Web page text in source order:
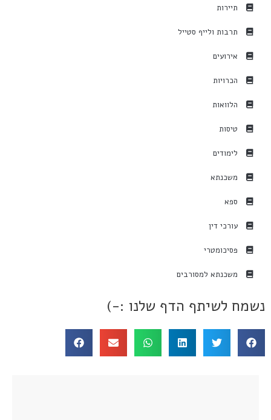
תיירות
תרבות ולייף סטייל
אירועים
הכרויות
הלוואות
טיסות
לימודים
משכנתא
ספא
עורכי דין
פסיכומטרי
משכנתא למסורבים
נשמח לשיתף הדף שלנו :-)